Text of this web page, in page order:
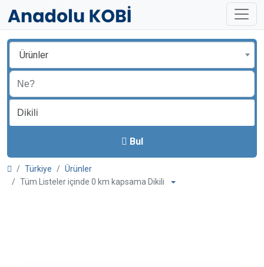
Ürünler
Bul
Türkiye
Ürünler
Tüm Listeler içinde 0 km kapsama Dikili